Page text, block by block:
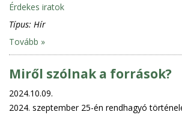
Érdekes iratok
Típus: Hír
Tovább »
Miről szólnak a források?
2024.10.09.
2024. szeptember 25-én rendhagyó